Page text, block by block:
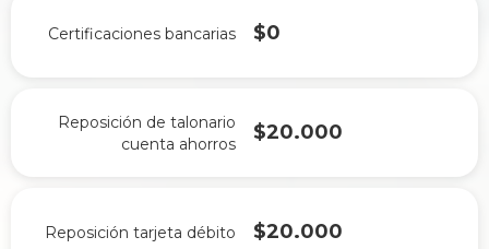
Certificaciones bancarias $0
Reposición de talonario
cuenta ahorros
$20.000
Reposición tarjeta débito $20.000